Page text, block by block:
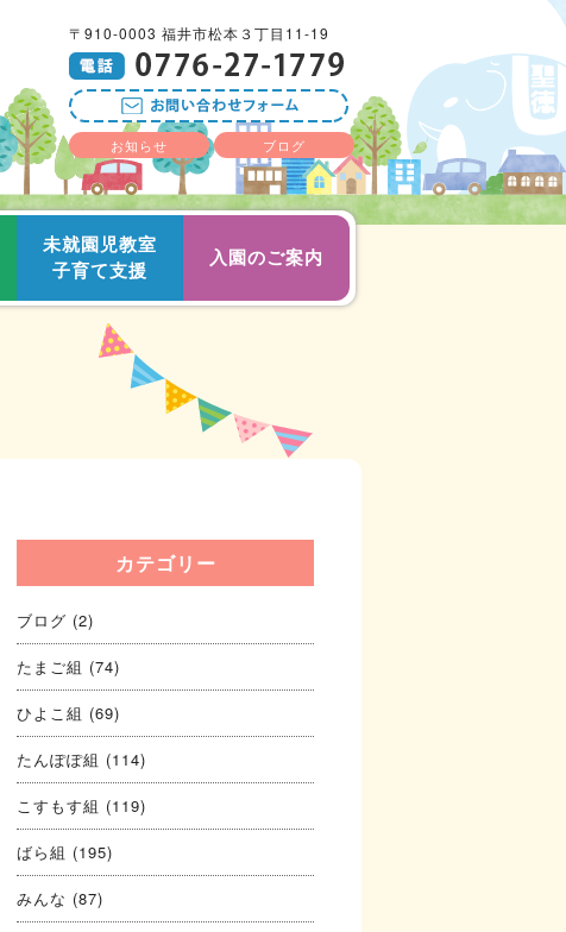
〒910-0003 福井市松本３丁目11-19
お知らせ ブログ
未就園児教室
子育て支援
入園のご案内
カテゴリー
ブログ (2)
たまご組 (74)
ひよこ組 (69)
たんぽぽ組 (114)
こすもす組 (119)
ばら組 (195)
みんな (87)